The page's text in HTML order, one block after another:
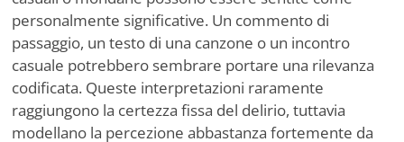
personalmente significative. Un commento di
passaggio, un testo di una canzone o un incontro
casuale potrebbero sembrare portare una rilevanza
codificata. Queste interpretazioni raramente
raggiungono la certezza fissa del delirio, tuttavia
modellano la percezione abbastanza fortemente da